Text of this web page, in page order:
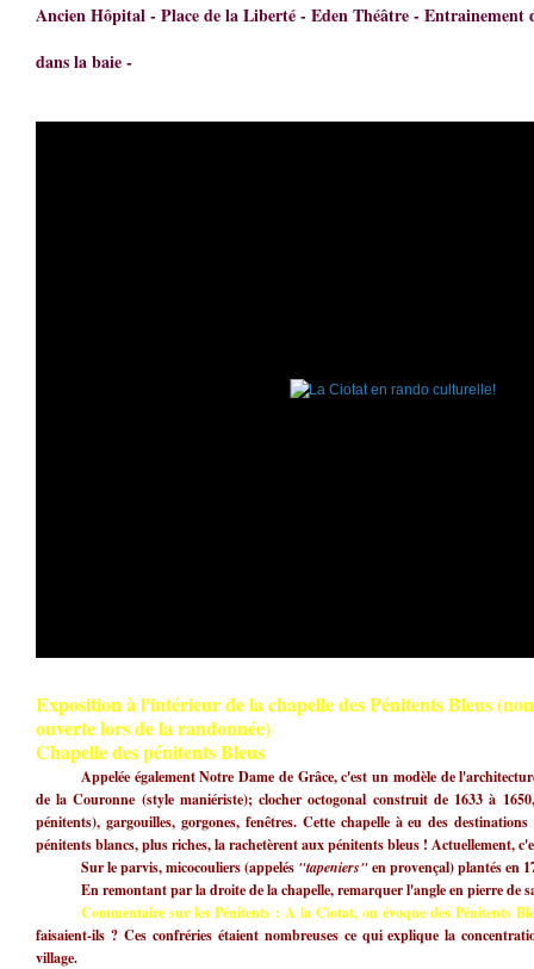
Ancien Hôpital - Place de la Liberté - Eden Théâtre - Entrainement
dans la baie -
Exposition à l'intérieur de la chapelle des Pénitents Bleus (non
ouverte lors de la randonnée)
Chapelle des pénitents Bleus
Appelée également Notre Dame de Grâce, c'est un modèle de
de la Couronne (style maniériste); clocher octogonal construit de 1633 à
pénitents), gargouilles, gorgones, fenêtres. Cette chapelle à eu des
pénitents blancs, plus riches, la rachetèrent aux pénitents bleus ! Actuellement,
Sur le parvis, micocouliers (appelés "tapeniers"en provençal) plantés en
En remontant par la droite de la chapelle, remarquer l'angle en pierre de
Commentaire sur les Pénitents : A la Ciotat, on évoque des Pénitents
faisaient-ils ? Ces confréries étaient nombreuses ce qui explique la
village.